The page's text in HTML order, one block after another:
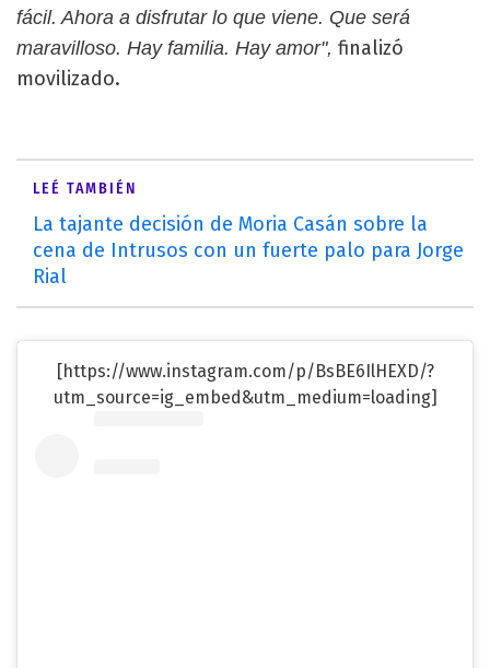
fácil. Ahora a disfrutar lo que viene. Que será
maravilloso. Hay familia. Hay amor", finalizó
movilizado.
LEÉ TAMBIÉN
La tajante decisión de Moria Casán sobre la
cena de Intrusos con un fuerte palo para Jorge
Rial
[https://www.instagram.com/p/BsBE6IlHEXD/?
utm_source=ig_embed&utm_medium=loading]